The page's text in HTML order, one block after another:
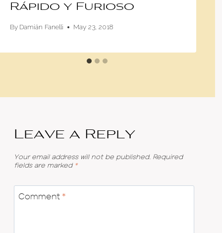
Rápido y Furioso
By Damián Fanelli May 23, 2018
Leave a Reply
Your email address will not be published. Required
fields are marked *
Comment *